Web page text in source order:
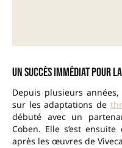
Un succès immédiat pour
Depuis plusieurs
sur les adaptations de
débuté avec un
Coben. Elle s’est
après les œuvres de